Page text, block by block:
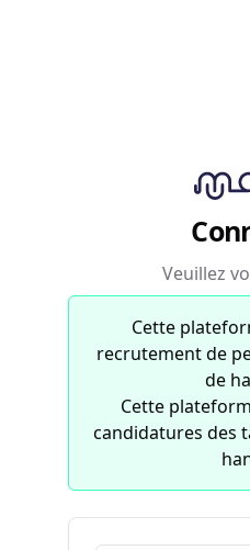
Veuillez
Cette
recrutement de
de
Cette
candidatures des